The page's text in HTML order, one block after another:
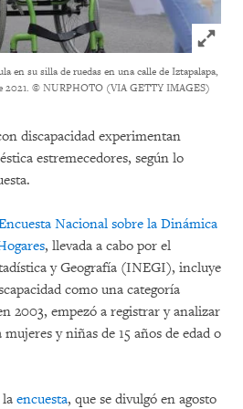
Click to
en su silla de ruedas en una calle de Iztapalapa,
2021. © NURPHOTO (VIA GETTY IMAGES)
discapacidad experimentan
estremecedores, según lo
Nacional sobre la Dinámica
, llevada a cabo por el
y Geografía (INEGI), incluye
como una categoría
2003, empezó a registrar y analizar
y niñas de 15 años de edad o
la encuesta, que se divulgó en agosto